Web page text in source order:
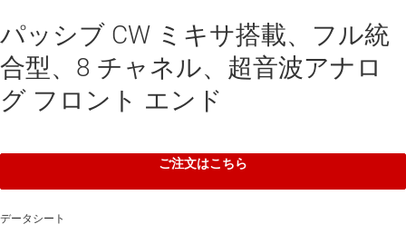
パッシブ CW ミキサ搭載、フル統
合型、8 チャネル、超音波アナロ
グ フロント エンド
ご注文はこちら
データシート